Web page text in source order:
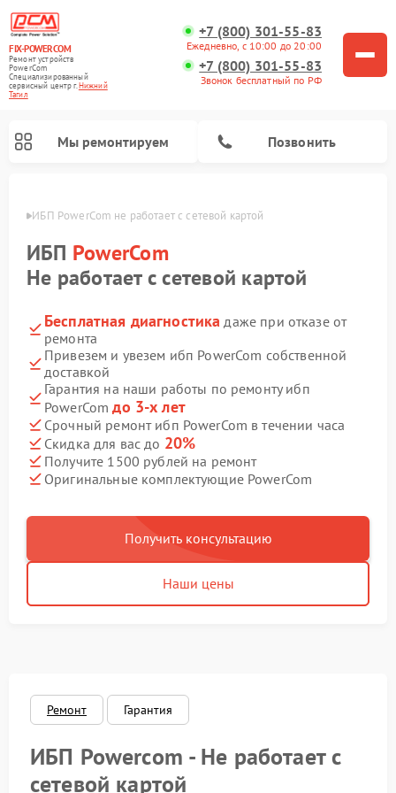
FIX-POWERCOM
Ремонт устройств
PowerCom
Специализированный
cервисный центр г.Нижний
Тагил
+7 (800) 301-55-83
Ежедневно, с 10:00 до 20:00
+7 (800) 301-55-83
Звонок бесплатный по РФ
Мы ремонтируем Позвонить
ИБП PowerCom не работает с сетевой картой
ИБП PowerCom
Не работает с сетевой картой
Бесплатная диагностика даже при отказе от
ремонта
Привезем и увезем ибп PowerCom собственной
доставкой
Гарантия на наши работы по ремонту ибп
PowerComдо 3-х лет
Срочный ремонт ибп PowerCom в течении часа
Скидка для вас до 20%
Получите 1500 рублей на ремонт
Оригинальные комплектующие PowerCom
Получить консультацию
Наши цены
Ремонт Гарантия
ИБП Powercom - Не работает с
сетевой картой